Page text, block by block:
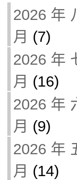
2026 年
月 (7)
2026 年
月 (16)
2026 年
月 (9)
2026 年
月 (14)